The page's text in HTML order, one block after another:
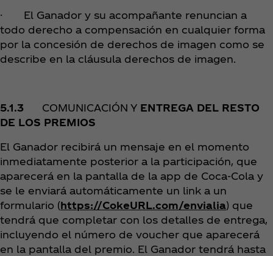
· El Ganador y su acompañante renuncian a
todo derecho a compensación en cualquier forma
por la concesión de derechos de imagen como se
describe en la cláusula derechos de imagen.
5.1.3 COMUNICACIÓN Y ENTREGA DEL RESTO
DE LOS PREMIOS
El Ganador recibirá un mensaje en el momento
inmediatamente posterior a la participación, que
aparecerá en la pantalla de la app de Coca‑Cola y
se le enviará automáticamente un link a un
formulario (https://CokeURL.com/envialia) que
tendrá que completar con los detalles de entrega,
incluyendo el número de voucher que aparecerá
en la pantalla del premio. El Ganador tendrá hasta